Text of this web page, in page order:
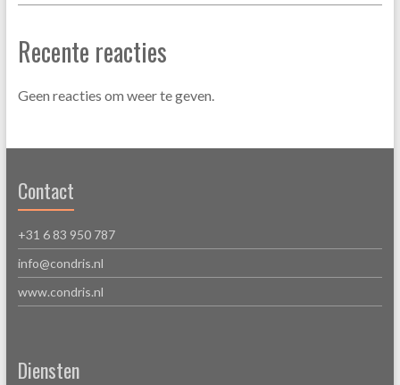
Recente reacties
Geen reacties om weer te geven.
Contact
+31 6 83 950 787
info@condris.nl
www.condris.nl
Diensten